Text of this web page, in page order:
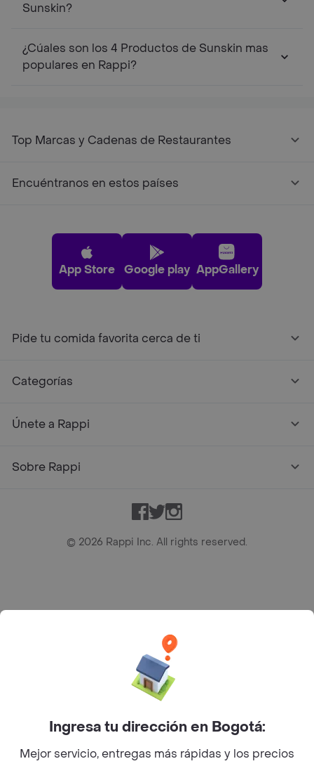
Sunskin?
¿Cúales son los 4 Productos de Sunskin mas
populares en Rappi?
Top Marcas y Cadenas de Restaurantes
Encuéntranos en estos países
App Store Google play AppGallery
Pide tu comida favorita cerca de ti
Categorías
Únete a Rappi
Sobre Rappi
Facebook
TwitterInstagram
© 2026 Rappi Inc. All rights reserved.
Bogotá D.C. --- notificacionesrappi@rappi.com
Ingresa tu dirección en Bogotá:
Mejor servicio, entregas más rápidas y los precios